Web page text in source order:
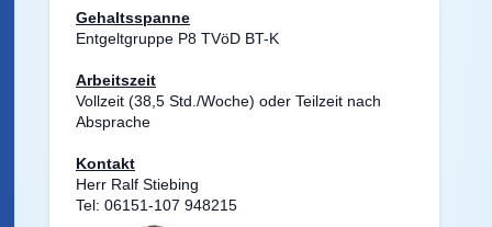
Gehaltsspanne
Entgeltgruppe P8 TVöD BT-K
Arbeitszeit
Vollzeit (38,5 Std./Woche) oder Teilzeit nach
Absprache
Kontakt
Herr Ralf Stiebing
Tel: 06151-107 948215